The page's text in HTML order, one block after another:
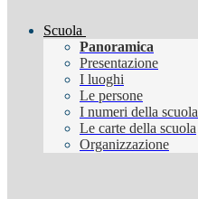
Scuola
Panoramica
Presentazione
I luoghi
Le persone
I numeri della scuola
Le carte della scuola
Organizzazione